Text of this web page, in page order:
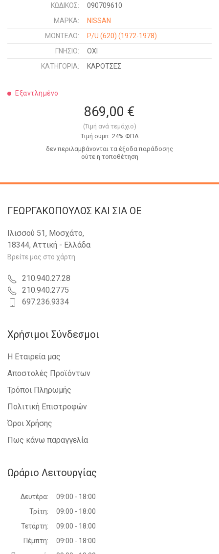
ΚΩΔΙΚΌΣ:
090709610
ΜΑΡΚΑ:
NISSAN
ΜΟΝΤΕΛΟ:
P/U (620) (1972-1978)
ΓΝΉΣΙΟ:
ΟΧΙ
ΚΑΤΗΓΟΡΊΑ:
ΚΑΡΟΤΣΕΣ
Εξαντλημένο
869,00 €
(Τιμή ανά τεμάχιο)
Tιμή συμπ. 24% ΦΠΑ
δεν περιλαμβάνονται τα έξοδα παράδοσης
ούτε η τοποθέτηση
ΓΕΩΡΓΑΚΟΠΟΥΛΟΣ KAI ΣΙΑ OE
Ιλισσού 51, Μοσχάτο,
18344, Αττική - Ελλάδα
Βρείτε μας στο χάρτη
210.940.27.28
210.940.2775
697.236.9334
Χρήσιμοι Σύνδεσμοι
Η Εταιρεία μας
Αποστολές Προϊόντων
Τρόποι Πληρωμής
Πολιτική Επιστροφών
Όροι Χρήσης
Πως κάνω παραγγελία
Ωράριο Λειτουργίας
Δευτέρα:
09:00 - 18:00
Τρίτη:
09:00 - 18:00
Τετάρτη:
09:00 - 18:00
Πέμπτη:
09:00 - 18:00